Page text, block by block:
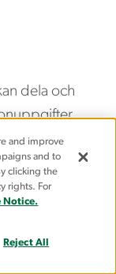
dela och
inom de
en kund
om
and improve
and to
clicking the
rights. For
Notice.
Reject All